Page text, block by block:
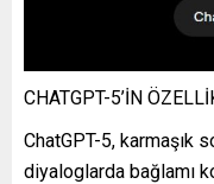
CHATGPT-5’İN
ChatGPT-5, karmaşık
diyaloglarda bağlamı